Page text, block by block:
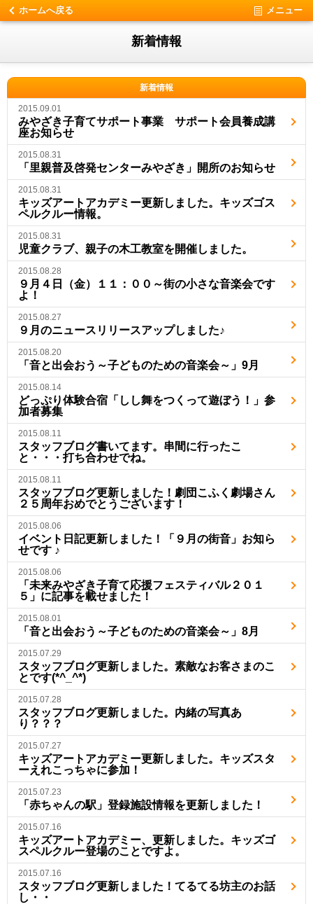
ホームへ戻る メニュー
新着情報
新着情報
2015.09.01
みやざき子育てサポート事業 サポート会員養成講
座お知らせ
2015.08.31
「里親普及啓発センターみやざき」開所のお知らせ
2015.08.31
キッズアートアカデミー更新しました。キッズゴス
ペルクルー情報。
2015.08.31
児童クラブ、親子の木工教室を開催しました。
2015.08.28
９月４日（金）１１：００～街の小さな音楽会です
よ！
2015.08.27
９月のニュースリリースアップしました♪
2015.08.20
「音と出会おう～子どものための音楽会～」9月
2015.08.14
どっぷり体験合宿「しし舞をつくって遊ぼう！」参
加者募集
2015.08.11
スタッフブログ書いてます。串間に行ったこ
と・・・打ち合わせでね。
2015.08.11
スタッフブログ更新しました！劇団こふく劇場さん
２５周年おめでとうございます！
2015.08.06
イベント日記更新しました！「９月の街音」お知ら
せです ♪
2015.08.06
「未来みやざき子育て応援フェスティバル２０１
５」に記事を載せました！
2015.08.01
「音と出会おう～子どものための音楽会～」8月
2015.07.29
スタッフブログ更新しました。素敵なお客さまのこ
とです(*^_^*)
2015.07.28
スタッフブログ更新しました。内緒の写真あ
り？？？
2015.07.27
キッズアートアカデミー更新しました。キッズスタ
ーえれこっちゃに参加！
2015.07.23
「赤ちゃんの駅」登録施設情報を更新しました！
2015.07.16
キッズアートアカデミー、更新しました。キッズゴ
スペルクルー登場のことですよ。
2015.07.16
スタッフブログ更新しました！てるてる坊主のお話
し・・